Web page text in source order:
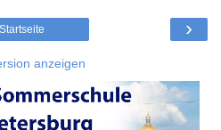
›
Startseite
anzeigen